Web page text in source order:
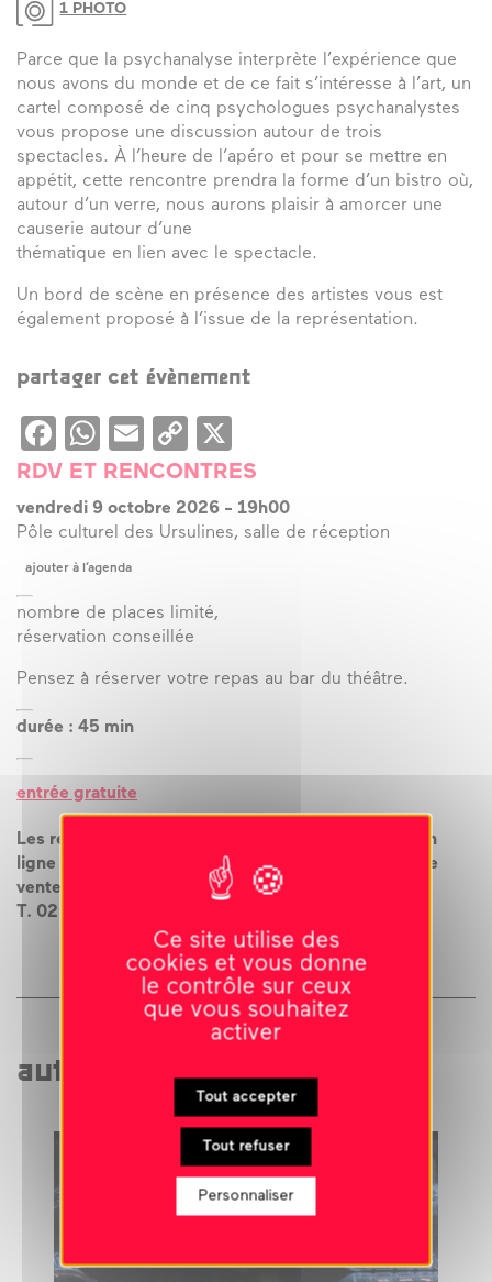
1 PHOTO
Parce que la psychanalyse interprète l’expérience que
nous avons du monde et de ce fait s’intéresse à l’art, un
cartel composé de cinq psychologues psychanalystes
vous propose une discussion autour de trois
spectacles. À l’heure de l’apéro et pour se mettre en
appétit, cette rencontre prendra la forme d’un bistro où,
autour d’un verre, nous aurons plaisir à amorcer une
causerie autour d’une
thématique en lien avec le spectacle.
Un bord de scène en présence des artistes vous est
également proposé à l’issue de la représentation.
partager cet évènement
Facebook
WhatsApp
EmailCopy
Link
RDV ET RENCONTRES
vendredi 9 octobre 2026 - 19h00
Pôle culturel des Ursulines, salle de réception
ajouter à l’agenda
nombre de places limité,
réservation conseillée
Pensez à réserver votre repas au bar du théâtre.
durée : 45 min
entrée gratuite
Les rendez-vous gratuits ne sont pas réservables en
ligne pour vous éviter les frais liés à la plateforme de
vente.
T. 02 43 09 21 52 /
autres événements liés
Ce site utilise des
cookies et vous donne
le contrôle sur ceux
que vous souhaitez
activer
Tout accepter
Tout refuser
Personnaliser